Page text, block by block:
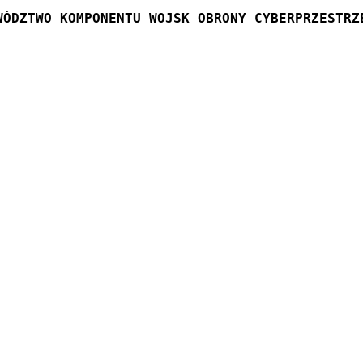
KOMPONENTU WOJSK OBRONY